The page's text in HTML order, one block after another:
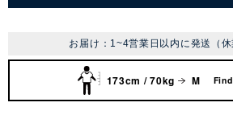
お届け：1~4営業日以内に発送（休
173cm / 70kg M